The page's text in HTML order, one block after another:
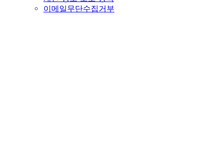
이메일무단수집거부